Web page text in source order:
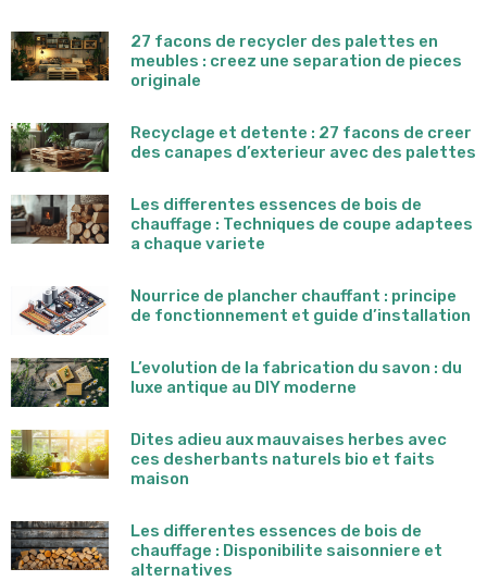
27 facons de recycler des palettes en
meubles : creez une separation de pieces
originale
Recyclage et detente : 27 facons de creer
des canapes d’exterieur avec des palettes
Les differentes essences de bois de
chauffage : Techniques de coupe adaptees
a chaque variete
Nourrice de plancher chauffant : principe
de fonctionnement et guide d’installation
L’evolution de la fabrication du savon : du
luxe antique au DIY moderne
Dites adieu aux mauvaises herbes avec
ces desherbants naturels bio et faits
maison
Les differentes essences de bois de
chauffage : Disponibilite saisonniere et
alternatives